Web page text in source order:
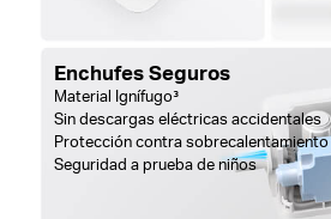
Enchufes Seguros
Material Ignífugo³
Sin descargas eléctricas accidentales
Protección contrasobrecalentamiento
Seguridad a prueba de niños